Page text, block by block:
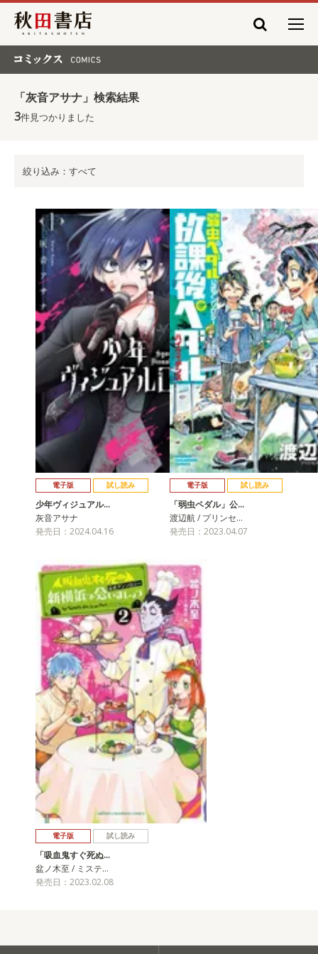
秋田書店
「灰音アサナ」検索結果
3件見つかりました
絞り込み：すべて
電子版 試し読み
少年ヴィジュアル…
灰音アサナ
発売日：2024.04.16
電子版 試し読み
「弱虫ペダル」公…
渡辺航 / プリンセ…
発売日：2023.04.07
電子版 試し読み
「吸血鬼すぐ死ぬ…
盆ノ木至 / ミステ…
発売日：2023.02.08